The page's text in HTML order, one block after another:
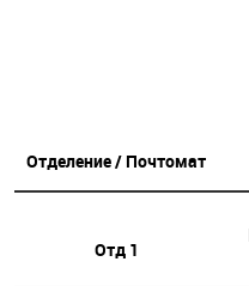
Отделение / Почтомат
Отд 1